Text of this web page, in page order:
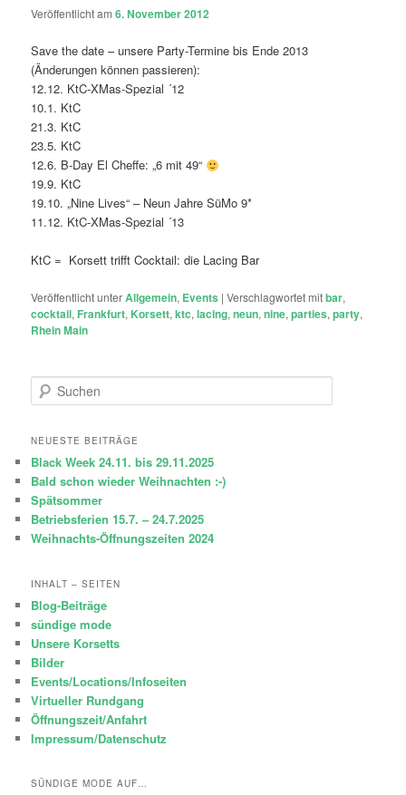
Veröffentlicht am6. November 2012
Save the date – unsere Party-Termine bis Ende 2013
(Änderungen können passieren):
12.12. KtC-XMas-Spezial ´12
10.1. KtC
21.3. KtC
23.5. KtC
12.6. B-Day El Cheffe: „6 mit 49“
19.9. KtC
19.10. „Nine Lives“ – Neun Jahre SüMo 9*
11.12. KtC-XMas-Spezial ´13
KtC = Korsett trifft Cocktail: die Lacing Bar
Veröffentlicht unterAllgemein, Events |Verschlagwortet mitbar,
cocktail, Frankfurt, Korsett,ktc,lacing,neun,nine,parties,party,
Rhein Main
u
h
n
NEUESTE BEITRÄGE
Black Week 24.11. bis 29.11.2025
Bald schon wieder Weihnachten :-)
Spätsommer
Betriebsferien 15.7. – 24.7.2025
Weihnachts-Öffnungszeiten 2024
INHALT – SEITEN
Blog-Beiträge
sündige mode
Unsere Korsetts
Bilder
Events/Locations/Infoseiten
Virtueller Rundgang
Öffnungszeit/Anfahrt
Impressum/Datenschutz
SÜNDIGE MODE AUF…